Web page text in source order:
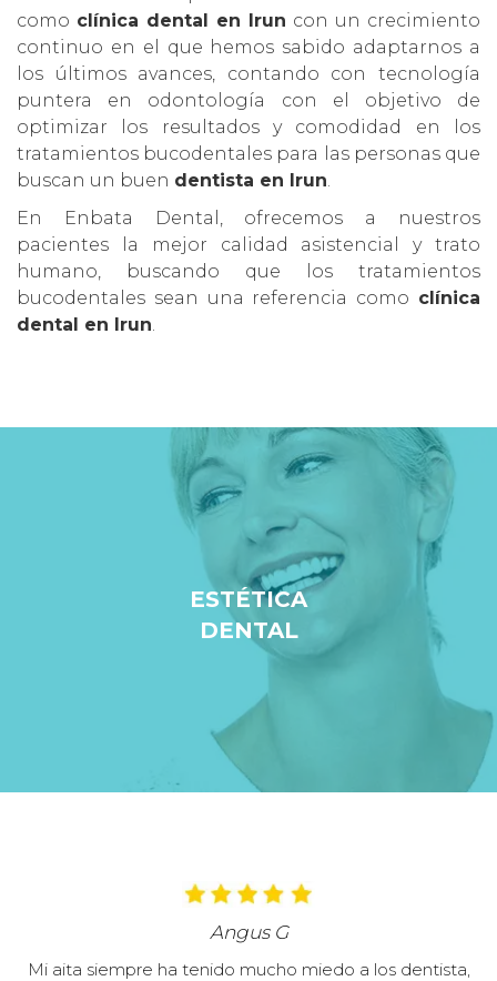
como clínica dental en Irun con un crecimiento
continuo en el que hemos sabido adaptarnos a
los últimos avances, contando con tecnología
puntera en odontología con el objetivo de
optimizar los resultados y comodidad en los
tratamientos bucodentales para las personas que
buscan un buen dentista en Irun.
En Enbata Dental, ofrecemos a nuestros
pacientes la mejor calidad asistencial y trato
humano, buscando que los tratamientos
bucodentales sean una referencia como clínica
dental en Irun.
ESTÉTICA
DENTAL
Angus G
Mi aita siempre ha tenido mucho miedo a los dentista,